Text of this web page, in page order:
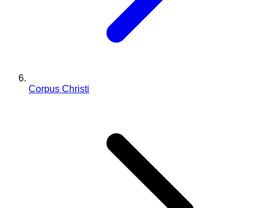
Corpus Christi